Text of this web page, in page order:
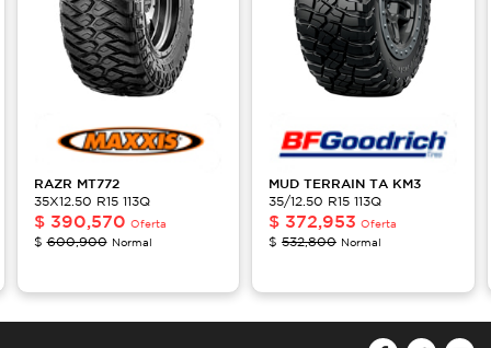
RAZR MT772
35X12.50 R15 113Q
$ 390,570 Oferta
$600,900 Normal
MUD TERRAIN TA KM3
35/12.50 R15 113Q
$ 372,953 Oferta
$ 532,800 Normal